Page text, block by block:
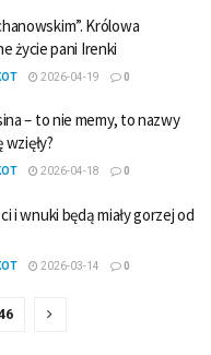
Królowa
życie pani Irenki
2026-04-19 0
– to nie memy, to nazwy
2026-04-18 0
i wnuki będą miały gorzej od
2026-03-14 0